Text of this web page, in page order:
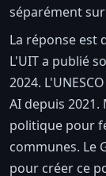
séparément
La réponse est
L'UIT a publié
2024.
AI depuis
politique pour
communes. Le
pour créer ce